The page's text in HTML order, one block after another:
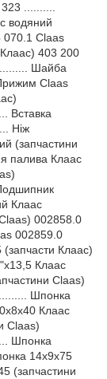
..........
водяний
070.1 Claas
403 200
Шайба
Claas
Вставка
Ніж
(запчастини
палива Клаас
Клаас
002858.0
002859.0
Клаас)
Клаас
Claas)
Шпонка
Клаас
Claas)
Шпонка
14x9x75
(запчастини